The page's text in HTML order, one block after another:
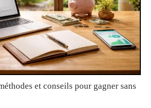
et conseils pour gagner sans